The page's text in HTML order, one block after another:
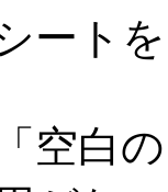
ート
空白